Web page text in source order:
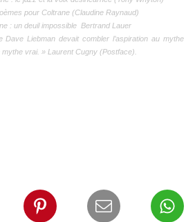
pour Coltrane (Claudine Raynaud)
: un deuil impossible Bertrand Lauer
Dave Liebman devait combler l’aspiration au mythe
vrai. » Laurent Cugny (Postface).